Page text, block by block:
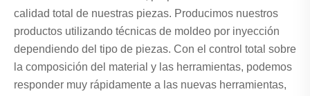
calidad total de nuestras piezas. Producimos nuestros
productos utilizando técnicas de moldeo por inyección
dependiendo del tipo de piezas. Con el control total sobre
la composición del material y las herramientas, podemos
responder muy rápidamente a las nuevas herramientas,